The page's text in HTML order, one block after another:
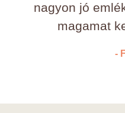
nagyon jó
magamat
-